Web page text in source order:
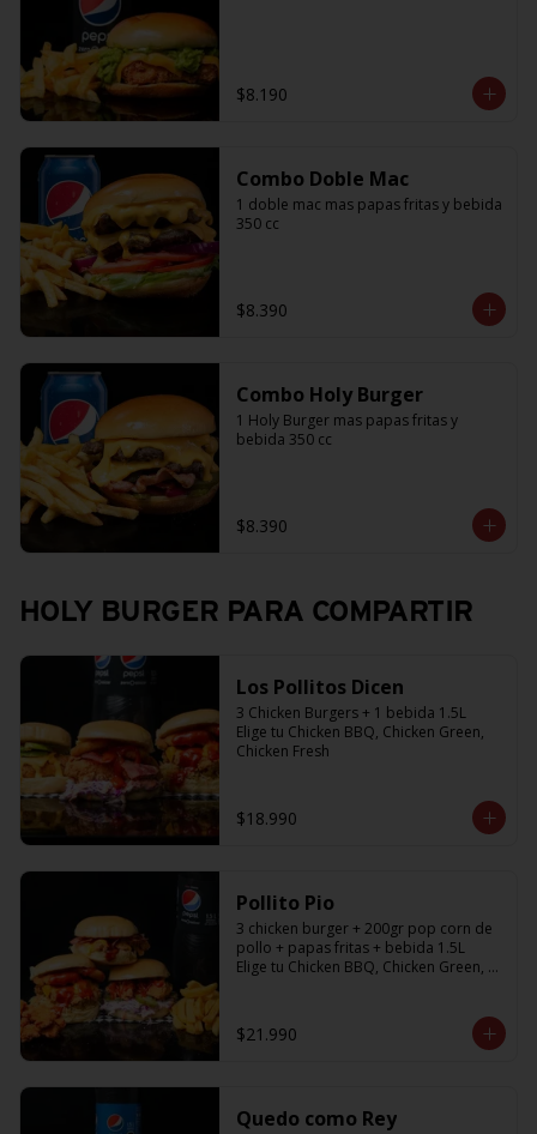
$8.190
Combo Doble Mac
1 doble mac mas papas fritas y bebida
350 cc
$8.390
Combo Holy Burger
1 Holy Burger mas papas fritas y
bebida 350 cc
$8.390
HOLY BURGER PARA COMPARTIR
Los Pollitos Dicen
3 Chicken Burgers + 1 bebida 1.5L
Elige tu Chicken BBQ, Chicken Green,
Chicken Fresh
$18.990
Pollito Pio
3 chicken burger + 200gr pop corn de
pollo + papas fritas + bebida 1.5L
Elige tu Chicken BBQ, Chicken Green,
$21.990
Quedo como Rey